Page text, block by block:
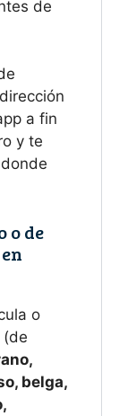
de
a fin
y te
o de
o
(de
belga,